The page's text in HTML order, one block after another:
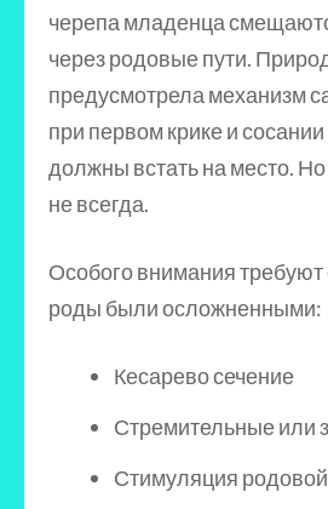
черепа младенца
через родовые пути.
предусмотрела механизм
при первом крике и сосании
должны встать на место.
не всегда.
Особого внимания требуют
роды были осложненными:
Кесарево сечение
Стремительные или
Стимуляция